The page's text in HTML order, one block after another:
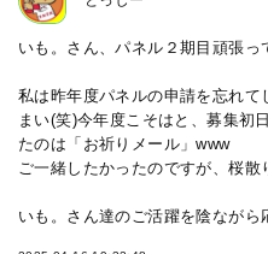
いも。さん、パネル２期目頑張っ
私は昨年度パネルの申請を忘れて
まい(笑)今年度こそはと、募集初
たのは「お祈りメール」www
ご一緒したかったのですが、桜散
いも。さん達のご活躍を陰ながら